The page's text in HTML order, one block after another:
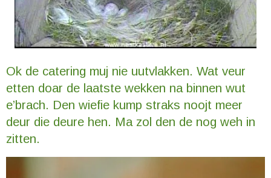
Ok de catering muj nie uutvlakken. Wat veur
etten doar de laatste wekken na binnen wut
e’brach. Den wiefie kump straks noojt meer
deur die deure hen. Ma zol den de nog weh in
zitten.